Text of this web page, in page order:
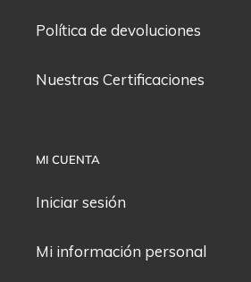
Política de devoluciones
Nuestras Certificaciones
MI CUENTA
Iniciar sesión
Mi información personal